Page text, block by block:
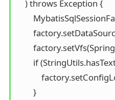
    ) throws Exception {
if
        }